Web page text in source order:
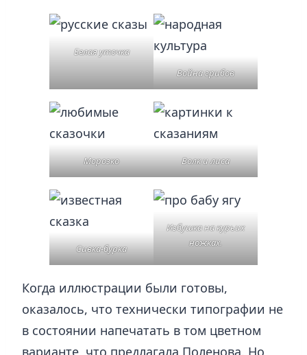
Белая уточка
Война грибов
Морозко Волк и лиса
Сивка-бурка
Избушка на курьих
ножках.
Когда иллюстрации были готовы,
оказалось, что технически типографии не
в состоянии напечатать в том цветном
варианте, что предлагала Поленова. Но